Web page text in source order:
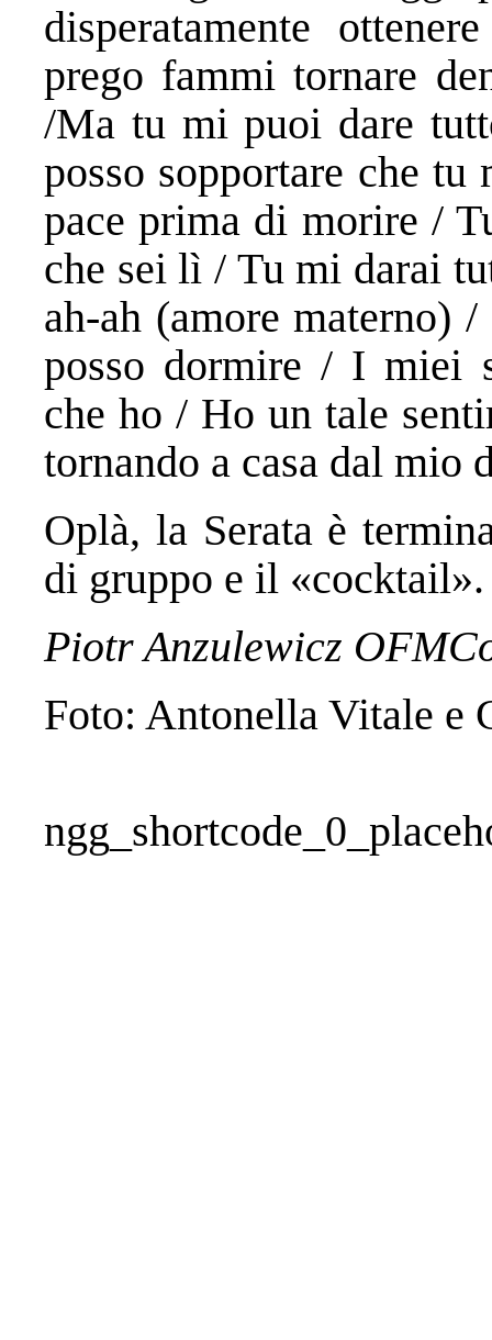
disperatamente
prego fammi tornare
/Ma tu mi puoi dare
posso sopportare che
pace prima di morire /
che sei lì / Tu mi darai
ah-ah (amore materno)
posso dormire / I miei
che ho / Ho un tale
tornando a casa dal mio
Oplà, la Serata è
di gruppo e il «cocktail».
Piotr Anzulewicz
Foto: Antonella Vitale e